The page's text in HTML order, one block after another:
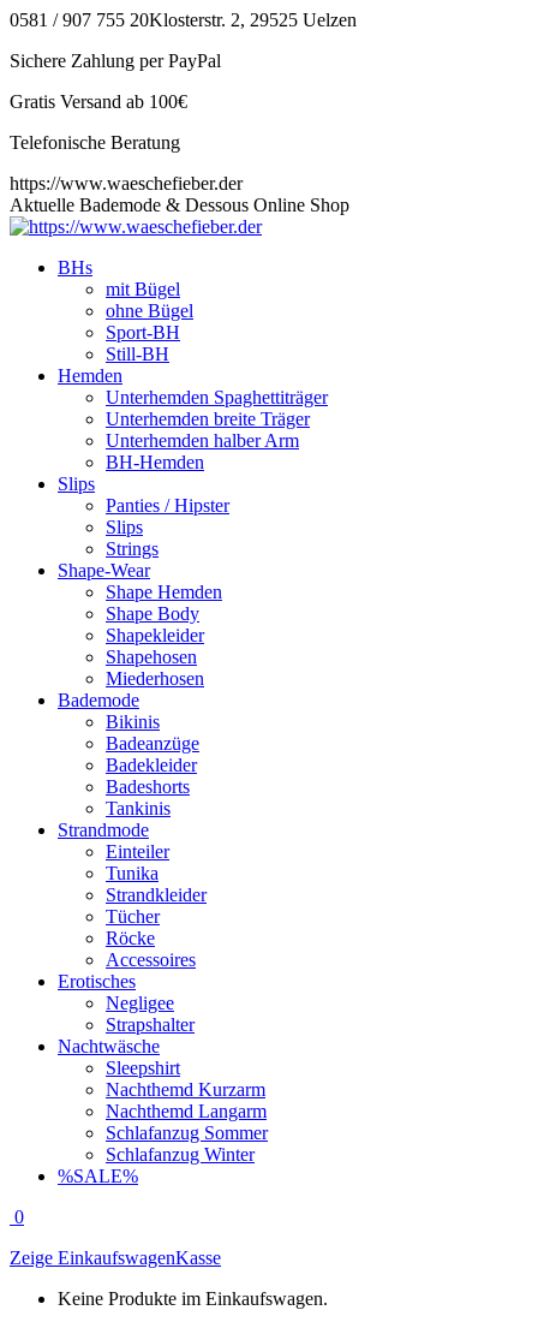
Zum
springen
0581 / 907 755 20Klosterstr. 2, 29525 Uelzen
Sichere Zahlung per PayPal
Gratis Versand ab 100€
Telefonische Beratung
https://www.waeschefieber.der
Aktuelle Bademode & Dessous Online Shop
BHs
mit Bügel
ohne Bügel
Sport-BH
Still-BH
Hemden
Unterhemden Spaghettiträger
Unterhemden breite Träger
Unterhemden halber Arm
BH-Hemden
Slips
Panties / Hipster
Slips
Strings
Shape-Wear
Shape Hemden
Shape Body
Shapekleider
Shapehosen
Miederhosen
Bademode
Bikinis
Badeanzüge
Badekleider
Badeshorts
Tankinis
Strandmode
Einteiler
Tunika
Strandkleider
Tücher
Röcke
Accessoires
Erotisches
Negligee
Strapshalter
Nachtwäsche
Sleepshirt
Nachthemd Kurzarm
Nachthemd Langarm
Schlafanzug Sommer
Schlafanzug Winter
%SALE%
0
Zeige EinkaufswagenKasse
Keine Produkte im Einkaufswagen.